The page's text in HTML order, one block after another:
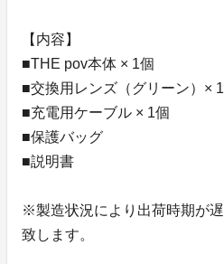
【内容】
■THE pov本体 × 1個
■交換用レンズ（グリーン）×
■充電用ケーブル × 1個
■保護バッグ
■説明書
※製造状況により出荷時期が
致します。